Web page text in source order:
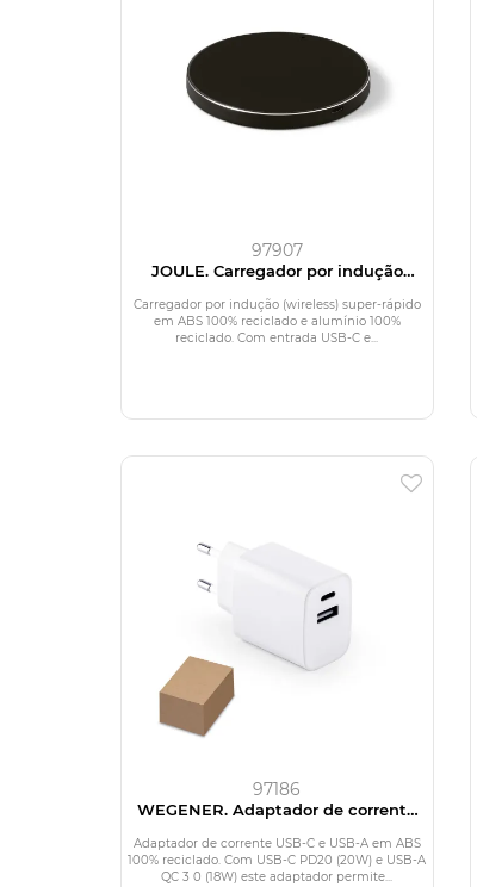
97907
JOULE. Carregador por indução
super-rápido, em ABS 100% reciclado
e alumínio 100% reciclado
Carregador por indução (wireless) super-rápido
em ABS 100% reciclado e alumínio 100%
reciclado. Com entrada USB-C e...
97186
WEGENER. Adaptador de corrente
em ABS 100% reciclado
Adaptador de corrente USB-C e USB-A em ABS
100% reciclado. Com USB-C PD20 (20W) e USB-A
QC 3 0 (18W) este adaptador permite...